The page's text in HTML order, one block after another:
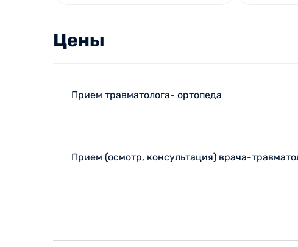
Цены
Прием травматолога- ортопеда
Прием (осмотр, консультация) врача-